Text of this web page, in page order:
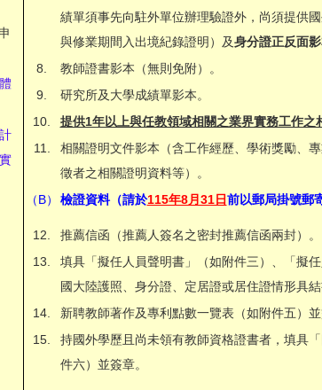
績單須事先向駐外單位辦理驗證外，尚須提供
與修業期間入出境紀錄證明）及身分證正反面
8.
教師證書影本（無則免附）。
9.
研究所及大學成績單影本。
10.
提供1年以上與任教領域相關之業界實務工作之
11.
相關證明文件影本（含工作經歷、學術獎勵、
徵者之相關證明資料等）。
（B）
檢證資料（請於115年8月31日前以郵局掛號郵
12.
推薦信函（推薦人簽名之密封推薦信函兩封）。
13.
填具「擬任人員聲明書」（如附件三）、「擬
國大陸護照、身分證、定居證或居住證情形具
14.
新聘教師著作及專利點數一覽表（如附件五）並
15.
持國外學歷且尚未領有教師資格證書者，填具
件六）並簽章。